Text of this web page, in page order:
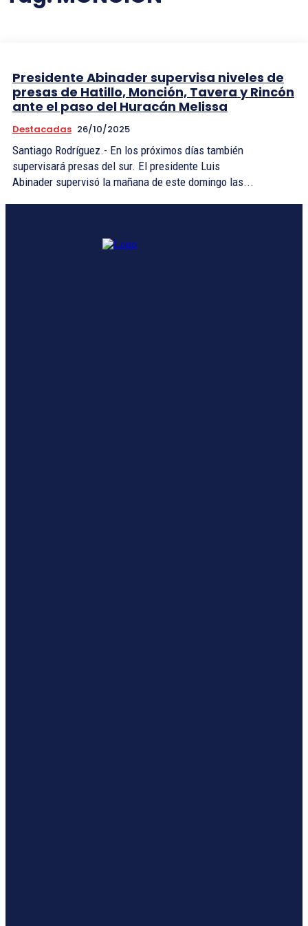
Presidente Abinader supervisa niveles de
presas de Hatillo, Monción, Tavera y Rincón
ante el paso del Huracán Melissa
Destacadas 26/10/2025
Santiago Rodríguez.- En los próximos días también
supervisará presas del sur. El presidente Luis
Abinader supervisó la mañana de este domingo las...